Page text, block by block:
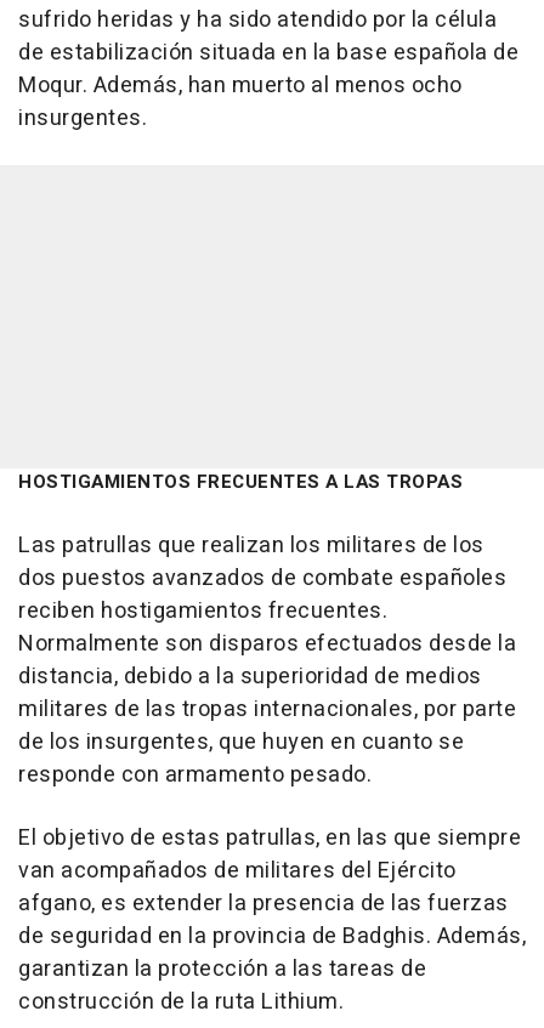
sufrido heridas y ha sido atendido por la célula
de estabilización situada en la base española de
Moqur. Además, han muerto al menos ocho
insurgentes.
HOSTIGAMIENTOS FRECUENTES A LAS TROPAS
Las patrullas que realizan los militares de los
dos puestos avanzados de combate españoles
reciben hostigamientos frecuentes.
Normalmente son disparos efectuados desde la
distancia, debido a la superioridad de medios
militares de las tropas internacionales, por parte
de los insurgentes, que huyen en cuanto se
responde con armamento pesado.
El objetivo de estas patrullas, en las que siempre
van acompañados de militares del Ejército
afgano, es extender la presencia de las fuerzas
de seguridad en la provincia de Badghis. Además,
garantizan la protección a las tareas de
construcción de la ruta Lithium.